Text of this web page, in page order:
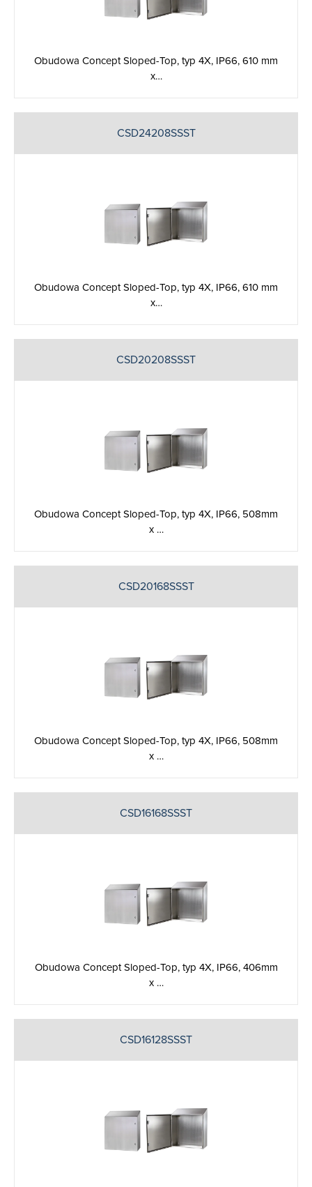
Obudowa Concept Sloped-Top, typ 4X, IP66, 610 mm
x…
CSD24208SSST
Obudowa Concept Sloped-Top, typ 4X, IP66, 610 mm
x…
CSD20208SSST
Obudowa Concept Sloped-Top, typ 4X, IP66, 508mm
x …
CSD20168SSST
Obudowa Concept Sloped-Top, typ 4X, IP66, 508mm
x …
CSD16168SSST
Obudowa Concept Sloped-Top, typ 4X, IP66, 406mm
x …
CSD16128SSST